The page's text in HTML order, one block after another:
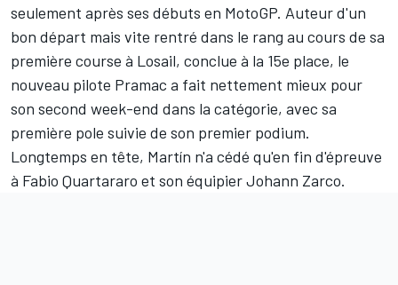
seulement après ses débuts en MotoGP. Auteur d'un
bon départ mais vite rentré dans le rang au cours de sa
première course à Losail, conclue à la 15e place, le
nouveau pilote Pramac a fait nettement mieux pour
son second week-end dans la catégorie, avec sa
première pole suivie de son premier podium.
Longtemps en tête, Martín n'a cédé qu'en fin d'épreuve
à Fabio Quartararo et son équipierJohann Zarco.